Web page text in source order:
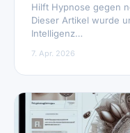
Hilft Hypnose gegen
Dieser Artikel wurde
Intelligenz…
7. Apr. 2026